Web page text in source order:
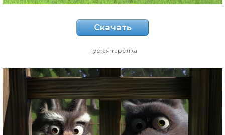
Скачать
Пустая тарелка